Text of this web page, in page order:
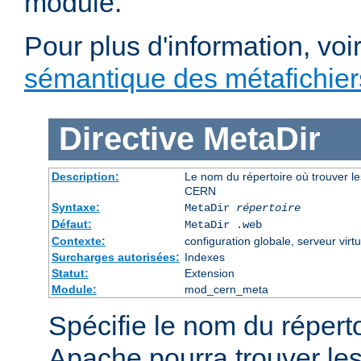
Pour plus d'information,
sémantique des
Directive MetaDir
Description:
Le nom du répertoire où trouver
CERN
Syntaxe:
MetaDir répertoire
Défaut:
MetaDir .web
Contexte:
configuration globale, serveur
Surcharges autorisées: Indexes
Statut:
Extension
Module:
mod_cern_meta
Spécifie le nom du